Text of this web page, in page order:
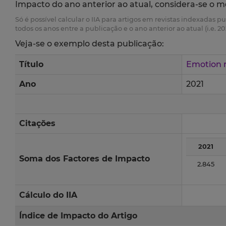
Impacto do ano anterior ao atual, considera-se o
Só é possível calcular o IIA para artigos em revistas indexadas
todos os anos entre a publicação e o ano anterior ao atual (i.e.
Veja-se o exemplo desta publicação:
Título Emotion
Ano 2021
Citações
Soma dos Factores de Impacto
2021
2.845
Cálculo do IIA
Índice de Impacto do Artigo